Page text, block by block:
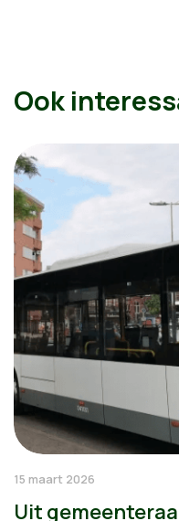
Ook
15 maart 2026
Uit